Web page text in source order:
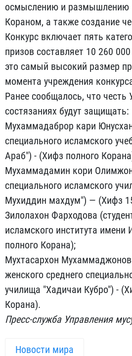
осмыслению и
Кораном, а также создание
Конкурс включает пять
призов составляет 10 260
это самый высокий размер
момента учреждения
Ранее сообщалось, что честь
состязаниях будут защищать:
Мухаммадаброр кари
специального исламского
Араб") - (Хифз полного
Мухаммадамин кори
специального исламского
Мухиддин махдум") — (Хифз
Зилолахон Фарходова
исламского института
полного Корана);
Мухтасархон
женского среднего
училища "Хадичаи Кубро") -
Корана).
Пресс-служба Управления
Новости мира